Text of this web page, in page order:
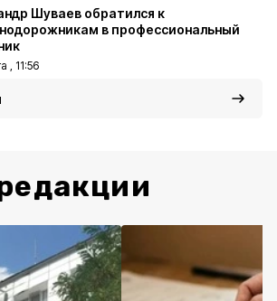
Шуваев обратился к
в профессиональный
, 11:56